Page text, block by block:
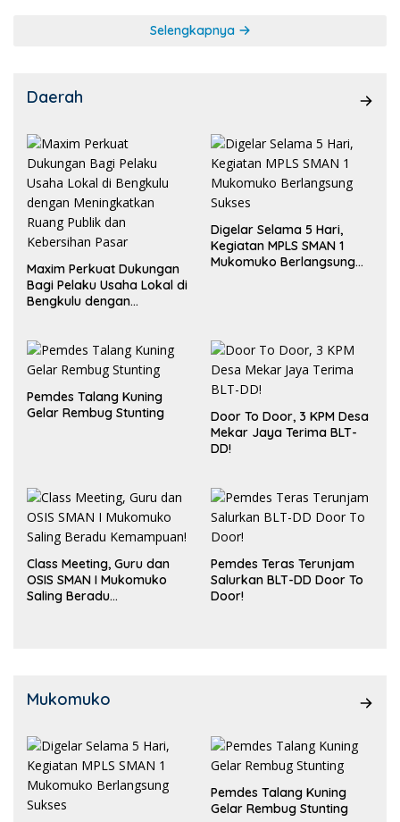
Selengkapnya
Daerah
Maxim Perkuat Dukungan
Bagi Pelaku Usaha Lokal di
Bengkulu dengan
Pasar
Digelar Selama 5 Hari,
Kegiatan MPLS SMAN 1
Mukomuko Berlangsung
Pemdes Talang Kuning
Gelar Rembug Stunting
Door To Door, 3 KPM Desa
Mekar Jaya Terima BLT-
DD!
Class Meeting, Guru dan
OSIS SMAN I Mukomuko
Saling Beradu
Pemdes Teras Terunjam
Salurkan BLT-DD Door To
Door!
Mukomuko
Pemdes Talang Kuning
Gelar Rembug Stunting